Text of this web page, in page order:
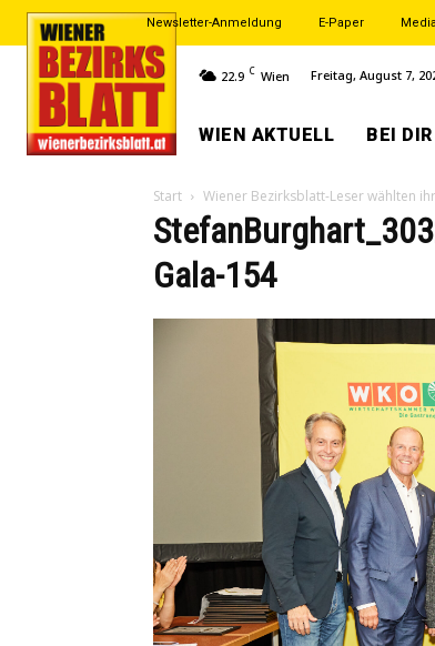
Newsletter-Anmeldung E-Paper
22.9 C Wien Freitag, August 7,
WIEN AKTUELL BEI
Start Wiener Bezirksblatt-Leser wählten
Gala-154